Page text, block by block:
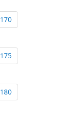
170
175
180